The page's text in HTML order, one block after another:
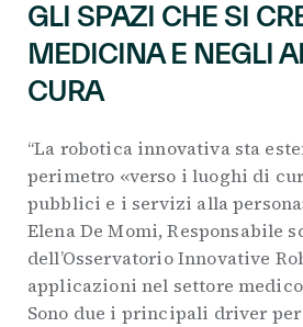
GLI SPAZI CHE SI
MEDICINA E NEGLI
CURA
“La robotica innovativa sta
perimetro «verso i luoghi di
pubblici e i servizi alla
Elena De Momi, Responsabile
dell’Osservatorio Innovative
applicazioni nel settore
Sono due i principali driver